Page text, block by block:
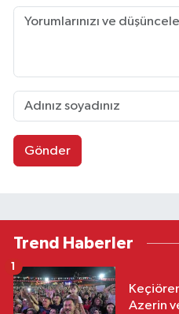
Gönder
Trend Haberler
Azerin
1